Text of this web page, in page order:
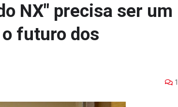
NX" precisa ser um
futuro dos
1